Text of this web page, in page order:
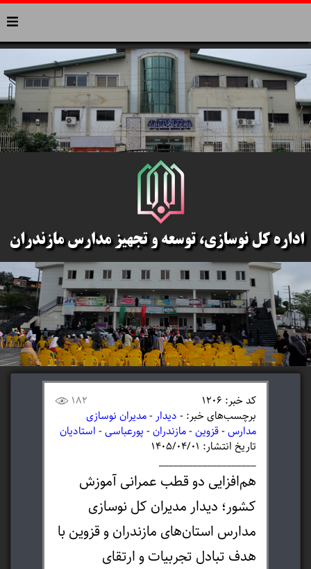
182
کد خبر: 1206
برچسب‌های خبر: -دیدار-مدیران نوسازی
مدارس-قزوین-مازندران-پورعباسی-استادیان
تاریخ انتشار: ۱۴۰۵/۰۴/۰۱
____________________
هم‌افزایی دو قطب عمرانی آموزش
کشور؛ دیدار مدیران کل نوسازی
مدارس استان‌های مازندران و قزوین با
هدف تبادل تجربیات و ارتقای